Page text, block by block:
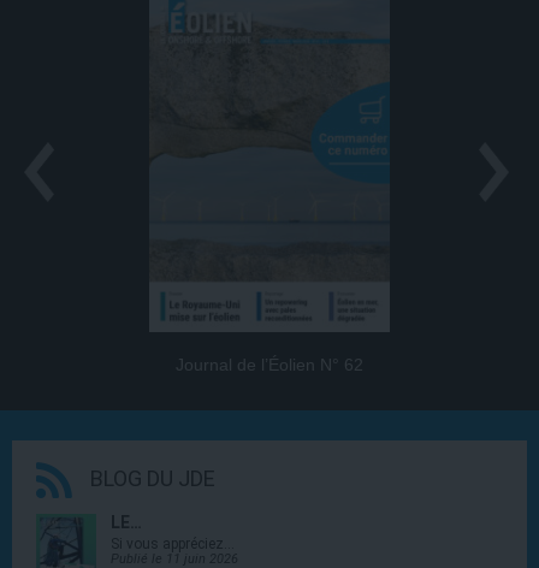
Journal de l’Éolien N° 62
BLOG DU JDE
LE…
Si vous appréciez…
Publié le 11 juin 2026